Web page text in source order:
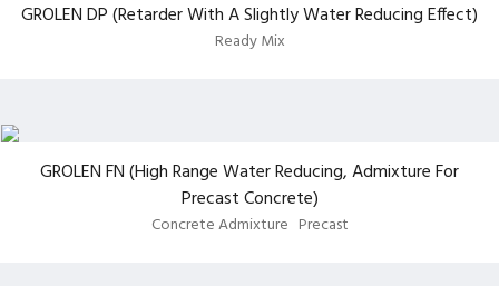
GROLEN DP (Retarder With A Slightly Water Reducing Effect)
Ready Mix
GROLEN FN (High Range Water Reducing, Admixture For
Precast Concrete)
Concrete Admixture Precast